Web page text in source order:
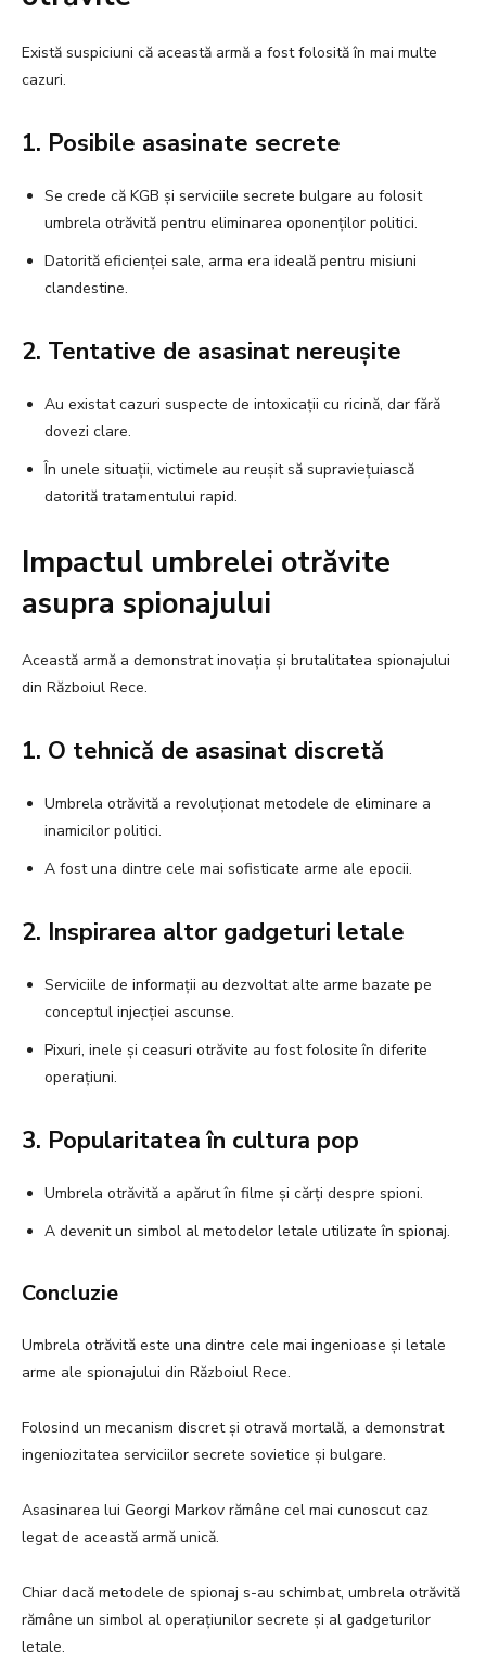
Există suspiciuni că această armă a fost folosită în mai multe
cazuri.
1. Posibile asasinate secrete
Se crede că KGB și serviciile secrete bulgare au folosit
umbrela otrăvită pentru eliminarea oponenților politici.
Datorită eficienței sale, arma era ideală pentru misiuni
clandestine.
2. Tentative de asasinat nereușite
Au existat cazuri suspecte de intoxicații cu ricină, dar fără
dovezi clare.
În unele situații, victimele au reușit să supraviețuiască
datorită tratamentului rapid.
Impactul umbrelei otrăvite
asupra spionajului
Această armă a demonstrat inovația și brutalitatea spionajului
din Războiul Rece.
1. O tehnică de asasinat discretă
Umbrela otrăvită a revoluționat metodele de eliminare a
inamicilor politici.
A fost una dintre cele mai sofisticate arme ale epocii.
2. Inspirarea altor gadgeturi letale
Serviciile de informații au dezvoltat alte arme bazate pe
conceptul injecției ascunse.
Pixuri, inele și ceasuri otrăvite au fost folosite în diferite
operațiuni.
3. Popularitatea în cultura pop
Umbrela otrăvită a apărut în filme și cărți despre spioni.
A devenit un simbol al metodelor letale utilizate în spionaj.
Concluzie
Umbrela otrăvită este una dintre cele mai ingenioase și letale
arme ale spionajului din Războiul Rece.
Folosind un mecanism discret și otravă mortală, a demonstrat
ingeniozitatea serviciilor secrete sovietice și bulgare.
Asasinarea lui Georgi Markov rămâne cel mai cunoscut caz
legat de această armă unică.
Chiar dacă metodele de spionaj s-au schimbat, umbrela otrăvită
rămâne un simbol al operațiunilor secrete și al gadgeturilor
letale.